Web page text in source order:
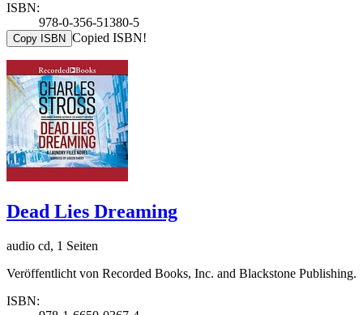
ISBN:
978-0-356-51380-5
Copy ISBN Copied ISBN!
Dead Lies Dreaming
audio cd, 1 Seiten
Veröffentlicht von Recorded Books, Inc. and Blackstone Publishing.
ISBN: